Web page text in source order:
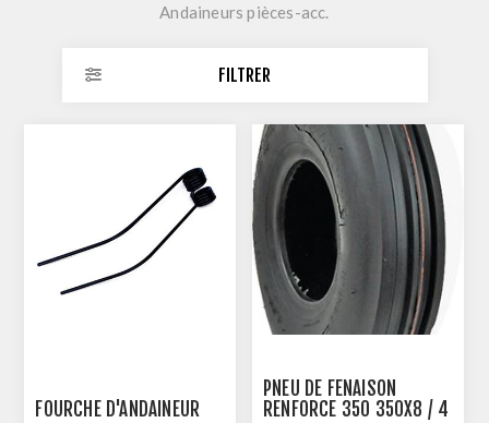
Andaineurs pièces-acc.
FILTRER
FOURCHE D'ANDAINEUR
PNEU DE FENAISON
RENFORCE 350 350X8 / 4